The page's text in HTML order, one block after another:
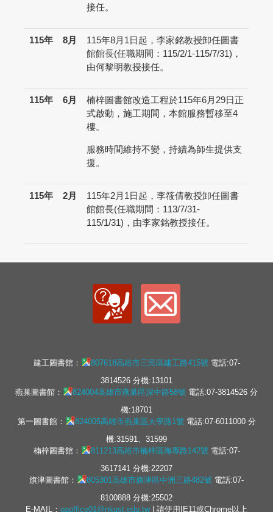
接任。
115年 8月
115年8月1日起，李家銘教授卸任圖書
館館長(任職期間：115/2/1-115/7/31)，
由何黎明教授接任。
115年 6月
楠梓圖書館改造工程於115年6月29日正
式啟動，施工期間，本館服務暫移至4
樓。
服務時間維持不變，持續為師生提供支
援。
115年 2月
115年2月1日起，李筱倩教授卸任圖書
館館長(任職期間：113/7/31-
115/1/31)，由李家銘教授接任。
建工圖書館： 807618高雄市三民區建工路415號電話:07-
3814526 分機:13101
燕巢圖書館：
824004高雄市燕巢區深中路58號 電話:07-3814526 分
機:18701
第一圖書館：
824005高雄市燕巢區大學路1號電話:07-6011000 分
機:31591、31599
楠梓圖書館：
811213高雄市楠梓區海專路142號電話:07-
3617141 分機:22207
旗津圖書館：
805301高雄市旗津區中洲三路482號 電話:07-
8100888 分機:25502
E-MAIL： oaoffice01@nkust.edu.tw| 請使用IE11或Chrome以上